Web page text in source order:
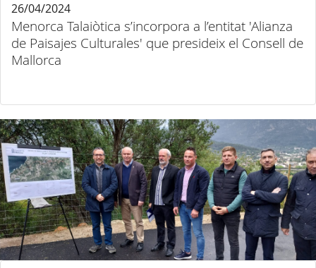
Menorca Talaiòtica s’incorpora a l’entitat 'Alianza
de Paisajes Culturales' que presideix el Consell de
Mallorca
26/04/2024